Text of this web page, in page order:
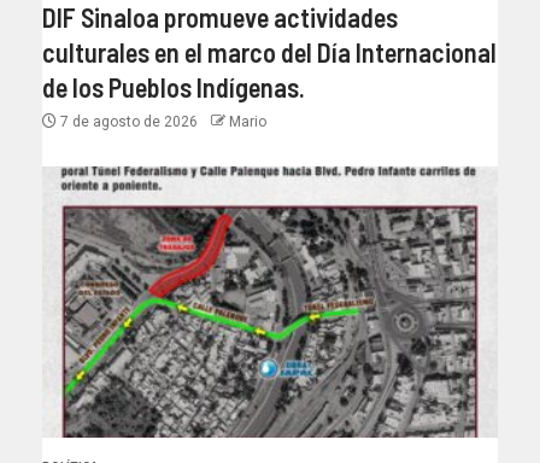
DIF Sinaloa promueve actividades
culturales en el marco del Día Internacional
de los Pueblos Indígenas.
7 de agosto de 2026 Mario